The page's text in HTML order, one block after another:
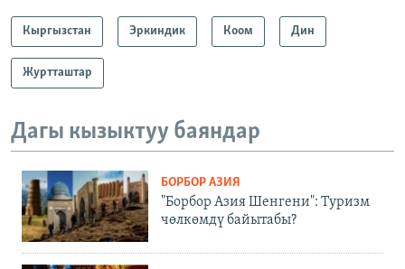
Кыргызстан Эркиндик Коом Дин
Журтташтар
Дагы кызыктуу баяндар
БОРБОР АЗИЯ
"Борбор Азия Шенгени": Туризм
чөлкөмдү байытабы?